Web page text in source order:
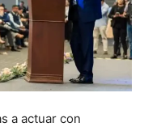
a actuar con